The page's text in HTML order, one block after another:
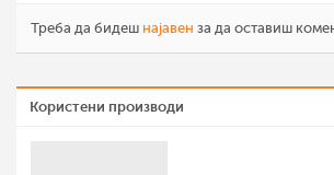
Треба да бидеш најавен за да оставиш
Користени производи